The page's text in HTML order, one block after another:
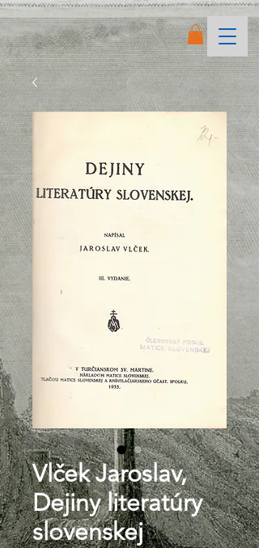
Vlček Jaroslav,
Dejiny literatúry
slovenskej